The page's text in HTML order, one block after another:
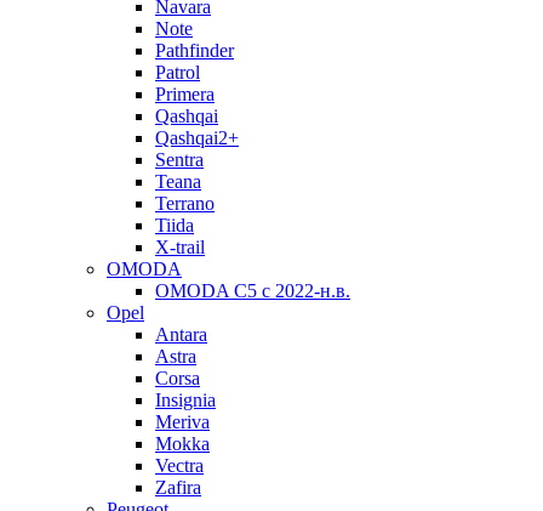
Navara
Note
Pathfinder
Patrol
Primera
Qashqai
Qashqai2+
Sentra
Teana
Terrano
Tiida
X-trail
OMODA
OMODA C5 c 2022-н.в.
Opel
Antara
Astra
Corsa
Insignia
Meriva
Mokka
Vectra
Zafira